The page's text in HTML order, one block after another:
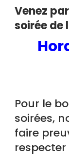
Venez
soirée de
H
Pour le
soirées,
faire